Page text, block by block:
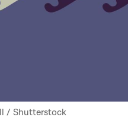
/ Shutterstock